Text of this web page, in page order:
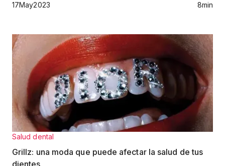
17May2023 8min
Salud dental
Grillz: una moda que puede afectar la salud de tus